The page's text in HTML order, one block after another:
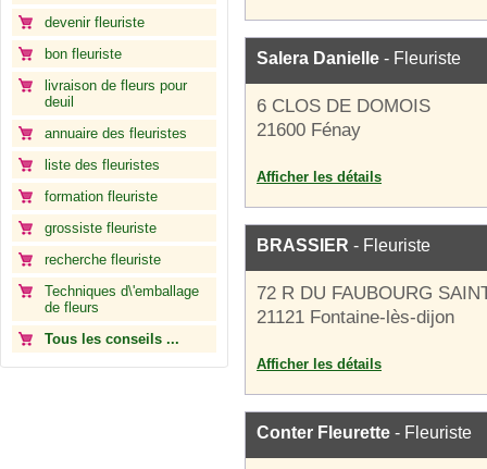
devenir fleuriste
bon fleuriste
livraison de fleurs pour
deuil
annuaire des fleuristes
liste des fleuristes
formation fleuriste
grossiste fleuriste
recherche fleuriste
Techniques d\'emballage
de fleurs
Tous les conseils ...
Salera Danielle - Fleuriste
6 CLOS DE DOMOIS
21600 Fénay
Afficher les détails
BRASSIER - Fleuriste
72 R DU FAUBOURG
21121 Fontaine-lès-dijon
Afficher les détails
Conter Fleurette - Fleuriste